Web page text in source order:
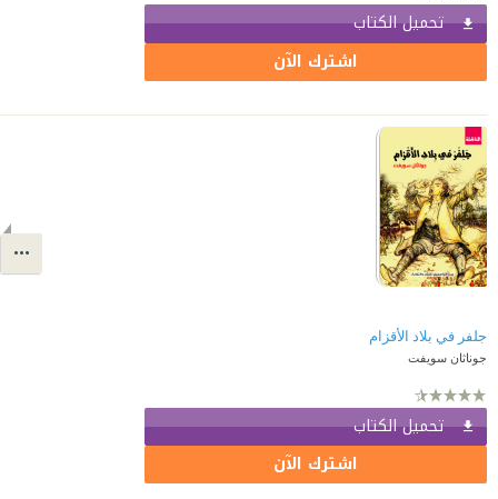
تحميل الكتاب
اشترك الآن
جلفر في بلاد الأقزام
جوناثان سويفت
تحميل الكتاب
اشترك الآن